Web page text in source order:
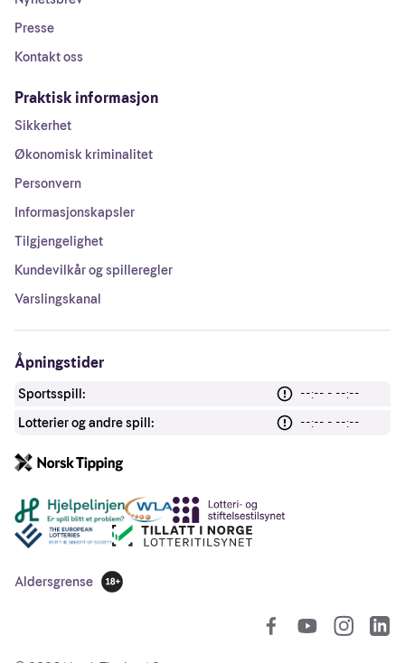
Presse
Kontakt oss
Praktisk informasjon
Sikkerhet
Økonomisk kriminalitet
Personvern
Informasjonskapsler
Tilgjengelighet
Kundevilkår og spilleregler
Varslingskanal
Åpningstider
Sportsspill:
--:-- - --:--
Lotterier og andre spill:
--:-- - --:--
Andre lenker
Aldersgrense
18 år